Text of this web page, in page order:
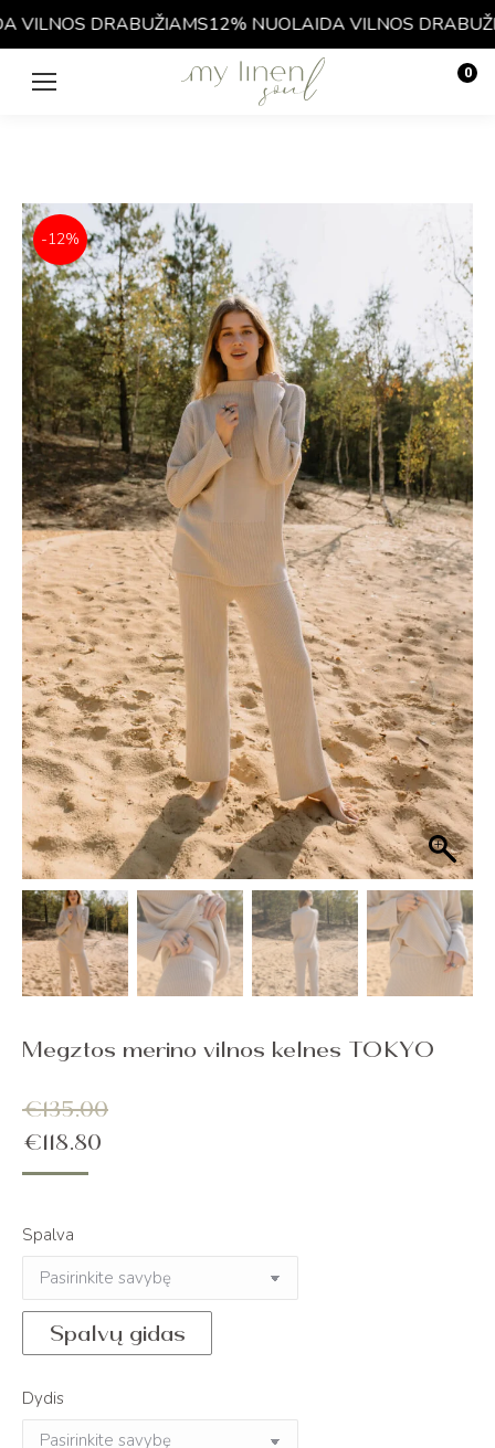
DRABUŽIAMS12% NUOLAIDA VILNOS
0
-12%
Megztos merino vilnos kelnes TOKYO
€135.00
€118.80
Spalva
Spalvų gidas
Dydis